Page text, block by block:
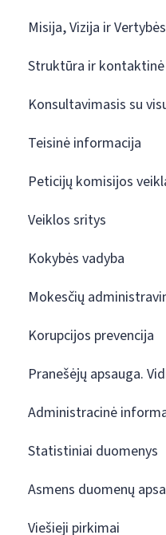
Misija, Vizija ir Vertybės
Struktūra ir
Konsultavimasis su
Teisinė informacija
Peticijų komisijos
Veiklos sritys
Kokybės vadyba
Mokesčių
Korupcijos prevencija
Pranešėjų apsauga.
Administracinė
Statistiniai duomenys
Asmens duomenų
Viešieji pirkimai